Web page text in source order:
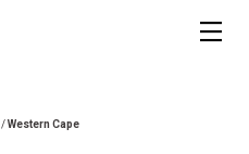
/Western Cape